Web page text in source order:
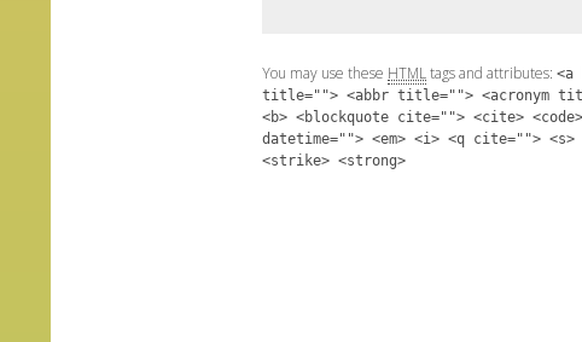
You may use these HTMLtags and attributes: <a
title=""> <abbr title=""> <acronym
<b> <blockquote cite=""> <cite>
datetime=""> <em> <i> <q cite=""> <s>
<strike> <strong>